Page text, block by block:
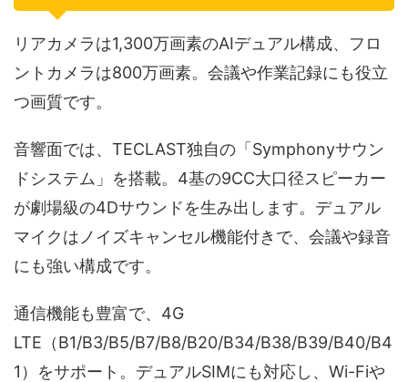
リアカメラは1,300万画素のAIデュアル構成、フロ
ントカメラは800万画素。会議や作業記録にも役立
つ画質です。
音響面では、TECLAST独自の「Symphonyサウン
ドシステム」を搭載。4基の9CC大口径スピーカー
が劇場級の4Dサウンドを生み出します。デュアル
マイクはノイズキャンセル機能付きで、会議や録音
にも強い構成です。
通信機能も豊富で、4G
LTE（B1/B3/B5/B7/B8/B20/B34/B38/B39/B40/B4
1）をサポート。デュアルSIMにも対応し、Wi-Fiや